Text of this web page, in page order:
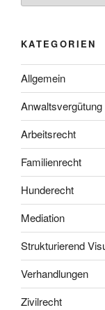
KATEGORIEN
Allgemein
Anwaltsvergütung
Arbeitsrecht
Familienrecht
Hunderecht
Mediation
Strukturierend
Verhandlungen
Zivilrecht